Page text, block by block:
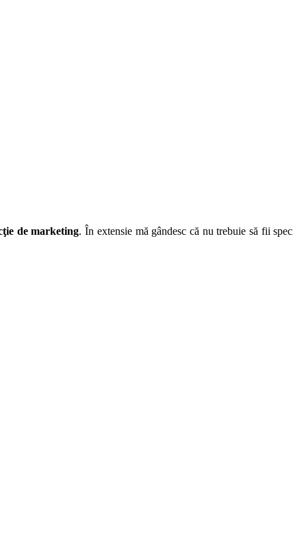
de marketing. În extensie mă gândesc că nu trebuie să fii